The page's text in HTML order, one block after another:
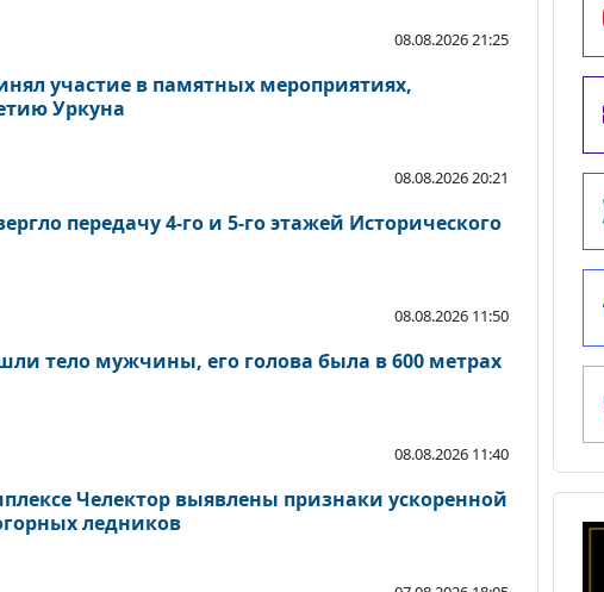
08.08.2026 21:25
участие в памятных мероприятиях,
Уркуна
08.08.2026 20:21
передачу 4-го и 5-го этажей Исторического
08.08.2026 11:50
тело мужчины, его голова была в 600 метрах
08.08.2026 11:40
Челектор выявлены признаки ускоренной
ледников